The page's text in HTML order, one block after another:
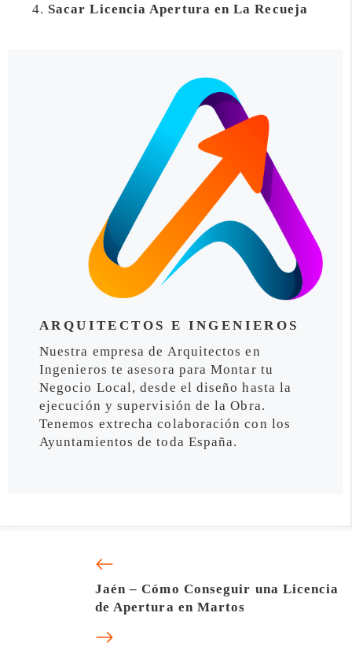
Sacar Licencia Apertura en La Recueja
ARQUITECTOS E INGENIEROS
Nuestra empresa de Arquitectos en
Ingenieros te asesora para Montar tu
Negocio Local, desde el diseño hasta la
ejecución y supervisión de la Obra.
Tenemos extrecha colaboración con los
Ayuntamientos de toda España.
Jaén – Cómo Conseguir una Licencia
de Apertura en Martos